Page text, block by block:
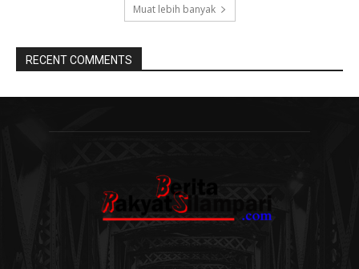
Muat lebih banyak
RECENT COMMENTS